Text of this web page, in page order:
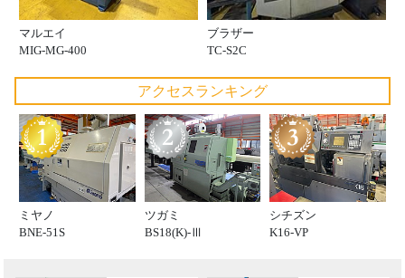
マルエイ
MIG-MG-400
ブラザー
TC-S2C
アクセスランキング
ミヤノ
BNE-51S
ツガミ
BS18(K)-Ⅲ
シチズン
K16-VP